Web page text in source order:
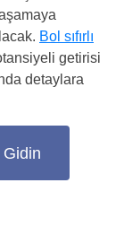
Bol sıfırlı
getirisi
detaylara
Gidin